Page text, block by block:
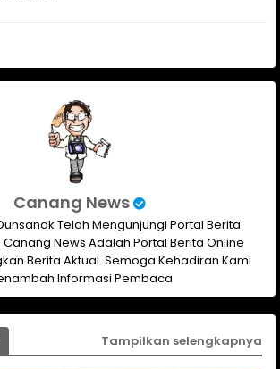
Canang News
Telah Mengunjungi Portal Berita
News Adalah Portal Berita Online
Berita Aktual. Semoga Kehadiran Kami
Informasi Pembaca
Tampilkan selengkapnya